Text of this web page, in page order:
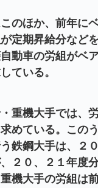
のほか、前年に
定期昇給分など
動車の労組がベ
ている。
重機大手では、
めている。この
鉄鋼大手は、２
２０、２１年度
機大手の労組は